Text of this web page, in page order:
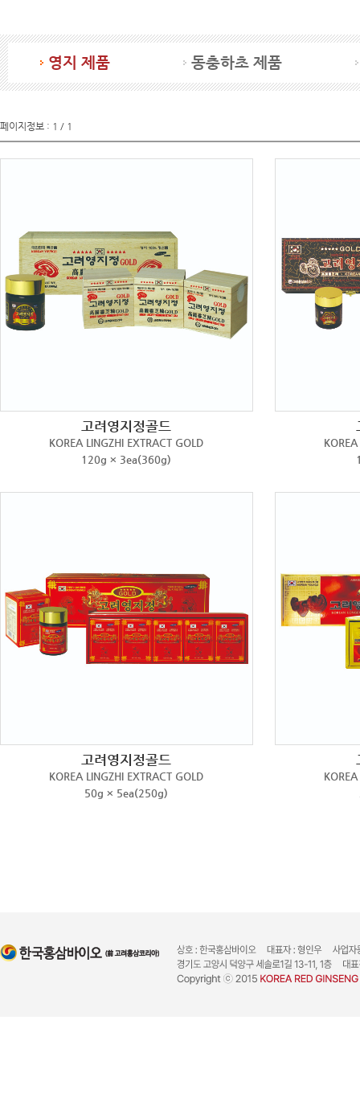
영지 제품 동충하초 제품
페이지정보 : 1 / 1
고려영지정골드
KOREA LINGZHI EXTRACT GOLD
120g × 3ea(360g)
고려영지정골드
KOREA LINGZHI EXTRACT GOLD
50g × 5ea(250g)